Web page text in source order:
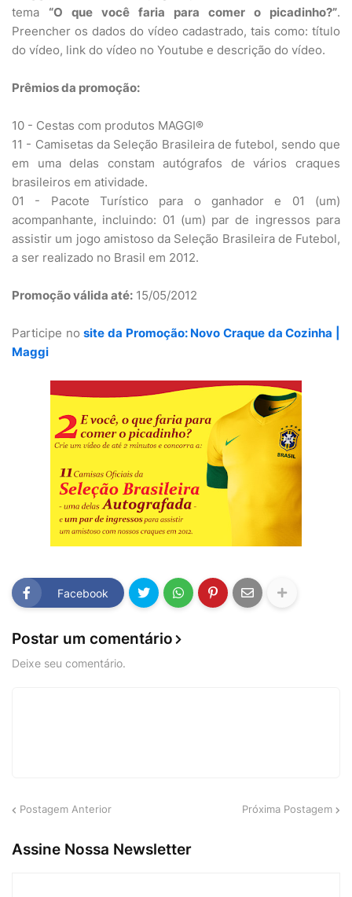
tema “O que você faria para comer o picadinho?”.
Preencher os dados do vídeo cadastrado, tais como: título
do vídeo, link do vídeo no Youtube e descrição do vídeo.
Prêmios da promoção:
10 - Cestas com produtos MAGGI®
11 - Camisetas da Seleção Brasileira de futebol, sendo que
em uma delas constam autógrafos de vários craques
brasileiros em atividade.
01 - Pacote Turístico para o ganhador e 01 (um)
acompanhante, incluindo: 01 (um) par de ingressos para
assistir um jogo amistoso da Seleção Brasileira de Futebol,
a ser realizado no Brasil em 2012.
Promoção válida até: 15/05/2012
Participe nosite da Promoção: Novo Craque da Cozinha |
Maggi
Facebook
Postar um comentário
Deixe seu comentário.
Postagem Anterior Próxima Postagem
Assine Nossa Newsletter